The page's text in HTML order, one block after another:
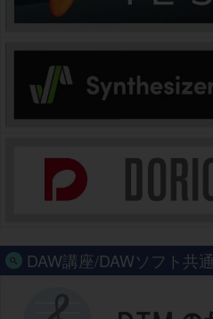
DAW講座/DAWソフト共通